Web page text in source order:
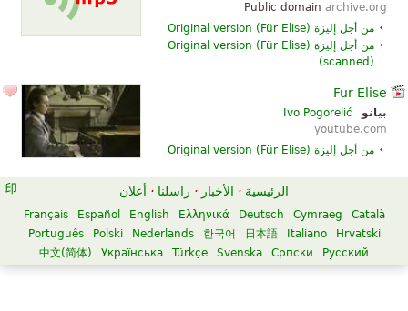
Public domain archive.org
من أجل إليزة (Für Elise
)
Original version
من أجل إليزة (Für Elise
)
Original version
(scanned)
Fur Elise
بيانو
Ivo Pogorelić
youtube.com
من أجل إليزة (Für Elise
)
Original version
الرئيسية · الأخبار · راسلنا · أعلان
Català
Cymraeg
Deutsch
Ελληνικά
English
Español
Français
Hrvatski
Italiano
日本語
한국어
Nederlands
Polski
Português
Русский
Српски
Svenska
Türkçe
Українська
中文(简体)